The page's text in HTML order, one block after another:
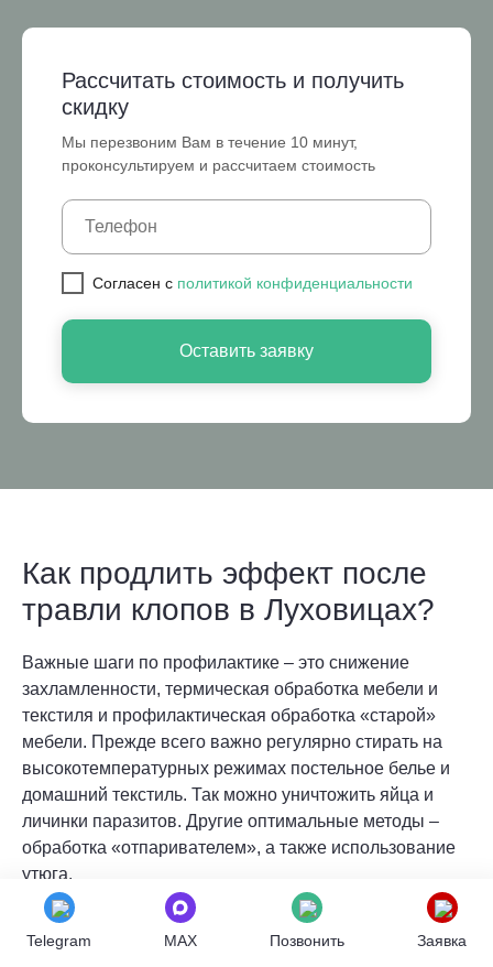
Рассчитать стоимость и получить
скидку
Мы перезвоним Вам в течение 10 минут,
проконсультируем и рассчитаем стоимость
Cогласен с политикой конфиденциальности
Оставить заявку
Как продлить эффект после
травли клопов в Луховицах?
Важные шаги по профилактике – это снижение
захламленности, термическая обработка мебели и
текстиля и профилактическая обработка «старой»
мебели. Прежде всего важно регулярно стирать на
высокотемпературных режимах постельное белье и
домашний текстиль. Так можно уничтожить яйца и
личинки паразитов. Другие оптимальные методы –
обработка «отпаривателем», а также использование
утюга.
Чем больше в комнате вещей и чем ближе они стоят
рядом друг с другом – тем больше у насекомых мест
Telegram MAX Позвонить Заявка